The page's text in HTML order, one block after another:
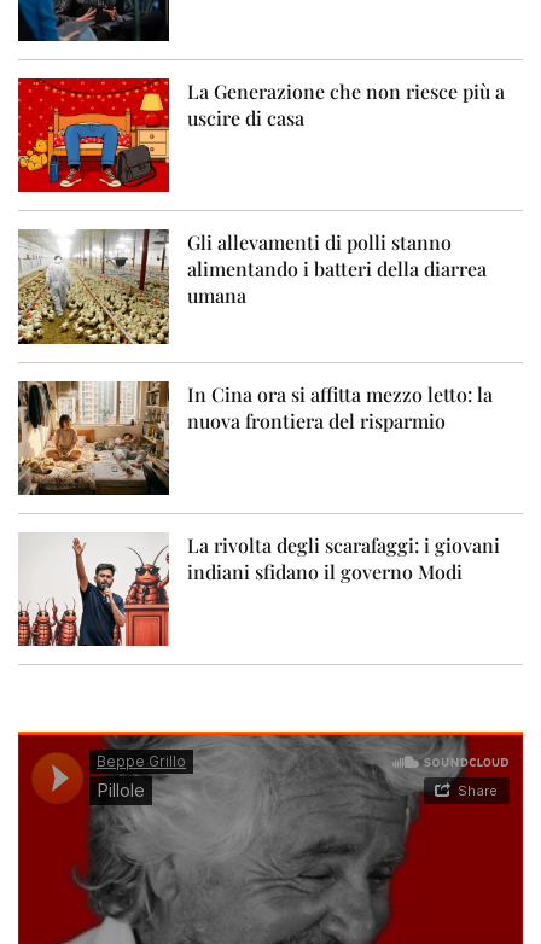
La Generazione che non riesce più a
uscire di casa
Gli allevamenti di polli stanno
alimentando i batteri della diarrea
umana
In Cina ora si affitta mezzo letto: la
nuova frontiera del risparmio
La rivolta degli scarafaggi: i giovani
indiani sfidano il governo Modi